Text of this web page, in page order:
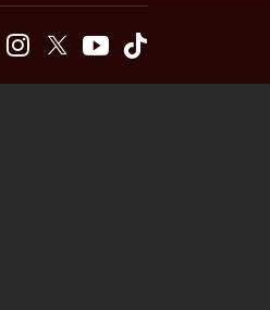
FacebookInstagram
Twitter Youtube